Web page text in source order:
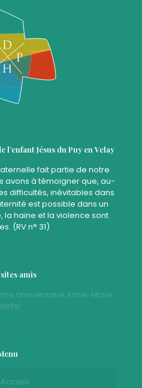
Jésus du Puy en Velay
fait partie de notre
avons à témoigner que, au-
difficultés, inévitables dans
est possible dans un
la haine et la violence sont
(RV n° 31)
amis
anniversaire Anne-Marie
Accueil